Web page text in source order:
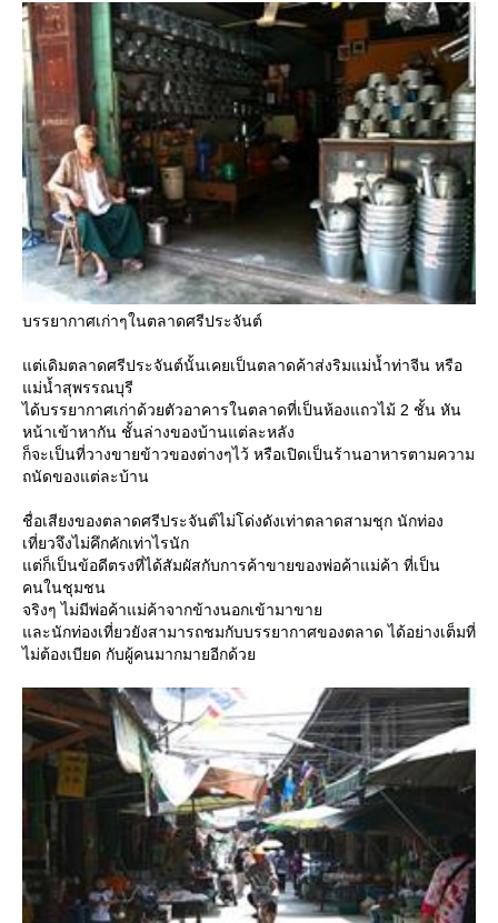
บรรยากาศเก่าๆในตลาดศรีประจันต์
ต่เดิมตลาดศรีประจันต์นั้นเคยเป็นตลาดค้าส่งริมแม่น้ำท่าจีน หรือ
ม่น้ำสุพรรณบุรี
ได้บรรยากาศเก่าด้วยตัวอาคารในตลาดที่เป็นห้องแถวไม้ 2 ชั้น หัน
หน้าเข้าหากัน ชั้นล่างของบ้านแต่ละหลัง
ก็จะเป็นที่วางขายข้าวของต่างๆไว้ หรือเปิดเป็นร้านอาหารตามความ
ถนัดของแต่ละบ้าน
ชื่อเสียงของตลาดศรีประจันต์ไม่โด่งดังเท่าตลาดสามชุก นักท่อง
เที่ยวจึงไม่คึกคักเท่าไรนัก
ต่ก็เป็นข้อดีตรงที่ได้สัมผัสกับการค้าขายของพ่อค้าแม่ค้า ที่เป็น
คนในชุมชน
จริงๆ ไม่มีพ่อค้าแม่ค้าจากข้างนอกเข้ามาขา
ละนักท่องเที่ยวยังสามารถชมกับบรรยากาศของตลาด ได้อย่างเต็มที่
ไม่ต้องเบียด กับผู้คนมากมายอีกด้ว